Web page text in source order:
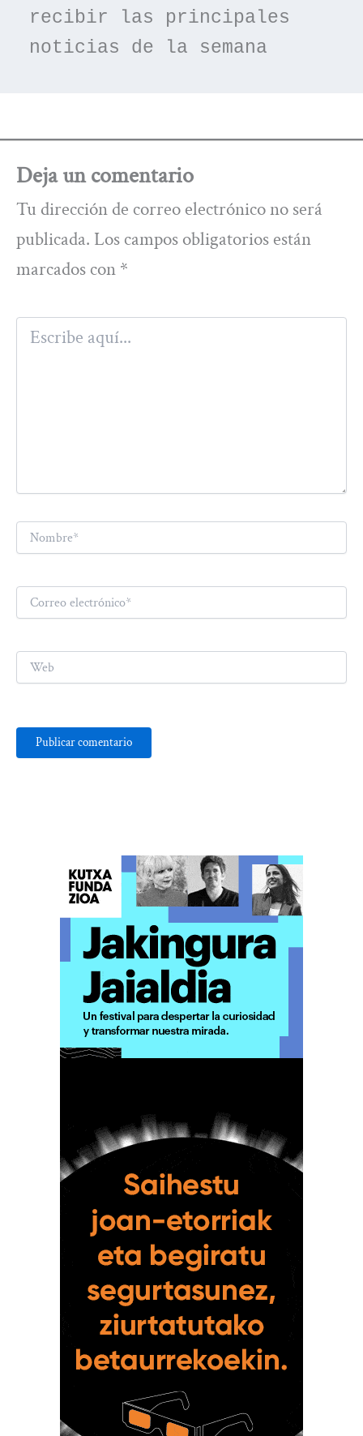
recibir las principales
noticias de la semana
Deja un comentario
Tu dirección de correo electrónico no será
publicada. Los campos obligatorios están
marcados con *
Escribe
aquí...
Nombre*
Correo
electrónico*
Web